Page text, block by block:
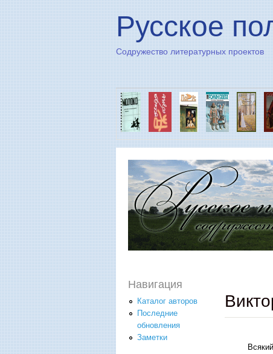
Русское
Содружество литературных проектов
Навигация
Каталог авторов
Последние
обновления
Заметки